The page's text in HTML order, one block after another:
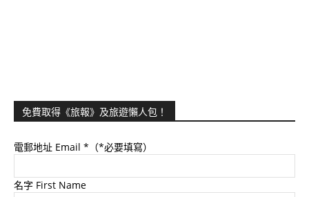
免費取得《旅報》及旅遊懶人包！
電郵地址 Email *（*必要填寫）
名字 First Name